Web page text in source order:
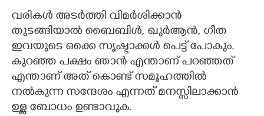
വരികൾ അടർത്തി വിമർശിക്കാൻ
തുടങ്ങിയാൽ ബൈബിൾ, ഖുർആൻ, ഗീത
ഇവയുടെ ഒക്കെ സൃഷ്ടാക്കൾ പെട്ട് പോകും.
കുറഞ്ഞ പക്ഷം ഞാൻ എന്താണ് പറഞ്ഞത്
എന്താണ് അത് കൊണ്ട് സമൂഹത്തിൽ
നൽകുന്ന സന്ദേശം എന്നത് മനസ്സിലാക്കാൻ
ഉള്ള ബോധം ഉണ്ടാവുക.